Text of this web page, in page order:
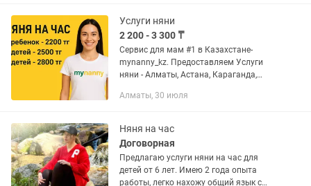
Услуги няни
2 200 - 3 300 ₸
Сервис для мам #1 в Казахстане-
mynanny_kz. Предоставляем Услуги
няни - Алматы, Астана, Караганда,
спокойно сходить на мероприятие или
Алматы, 30 июля
Няня на час
Договорная
Предлагаю услуги няни на час для
детей от 6 лет. Имею 2 года опыта
работы, легко нахожу общий язык с